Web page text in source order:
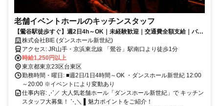
老舗イベントホールのキッチンスタッフ
【鶯谷駅徒歩すぐ】週2日4h～OK｜未経験歓迎｜交通費全額支給｜バイ
トかけ持ちOK
株式会社BIE (ダンスホール新世紀)
アクセス: JR山手・京浜東北線 「鶯谷」駅南口より徒歩1分
時給1,250円以上
東京都東京23区台東区
勤務時間・曜日: ■週2日/1日4時間～OK ・ダンスホール新世紀 12:00
～20:00 ※イベントにより変動あり
仕事内容: ⋰／ 大人気老舗ホール「ダンスホール新世紀」で キッチン
スタッフ大募集！ ⋱＼ ▌魅力ポイントをご紹介！